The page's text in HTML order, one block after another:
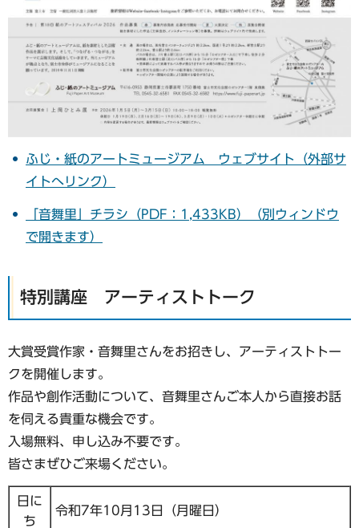
ふじ・紙のアートミュージアム ウェブサイト（外部サ
イトへリンク）
「音舞里」チラシ（PDF：1,433KB）（別ウィンドウ
で開きます）
特別講座 アーティストトーク
大賞受賞作家・音舞里さんをお招きし、アーティストトー
クを開催します。
作品や創作活動について、音舞里さんご本人から直接お話
を伺える貴重な機会です。
入場無料、申し込み不要です。
皆さまぜひご来場ください。
日に
ち
令和7年10月13日（月曜日）